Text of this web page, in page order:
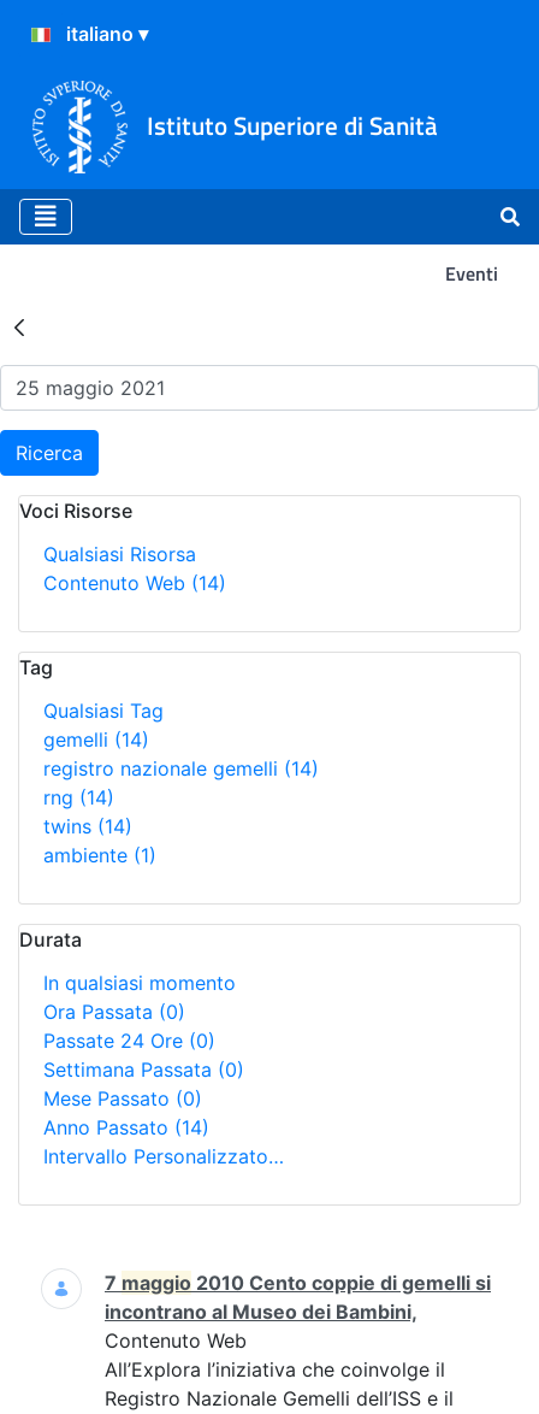
Istituto Superiore di Sanità
Eventi
Risultati della Ricerca -
Ricerca
Voci Risorse
Qualsiasi Risorsa
Contenuto Web (14)
Tag
Qualsiasi Tag
gemelli (14)
registro nazionale gemelli (14)
rng (14)
twins (14)
ambiente (1)
Durata
In qualsiasi momento
Ora Passata (0)
Passate 24 Ore (0)
Settimana Passata (0)
Mese Passato (0)
Anno Passato (14)
Intervallo Personalizzato…
Ricerca
7 maggio 2010 Cento coppie di gemelli si
incontrano al Museo dei Bambini,
Contenuto Web
All’Explora l’iniziativa che coinvolge il
Registro Nazionale Gemelli dell’ISS e il